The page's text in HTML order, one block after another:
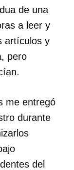
de una
a leer y
artículos y
pero
me entregó
durante
del